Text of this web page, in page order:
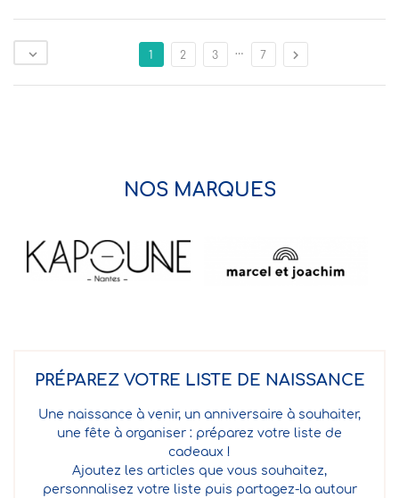
 1 2 3 … 7 
NOS MARQUES
PRÉPAREZ VOTRE LISTE DE NAISSANCE
Une naissance à venir, un anniversaire à souhaiter,
une fête à organiser : préparez votre liste de
cadeaux !
Ajoutez les articles que vous souhaitez,
personnalisez votre liste puis partagez-la autour